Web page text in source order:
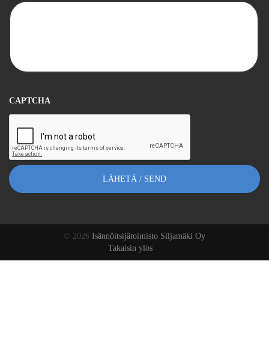
CAPTCHA
© 2026 Isännöitsijätoimisto Siljamäki Oy
Takaisin ylös